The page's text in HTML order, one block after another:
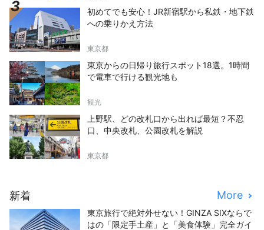
初めてでも安心！JR新宿駅から私鉄・地下鉄
への乗りかえ方法
東京都
東京からの日帰り旅行スポット18選。1時間
で電車で行ける観光地も
観光
上野駅、どの改札口から出れば最短？不忍
口、中央改札、公園改札を解説
東京都
新着 More
東京旅行で絶対外せない！GINZA SIXならで
はの「限定手土産」と「美食体験」完全ガイ